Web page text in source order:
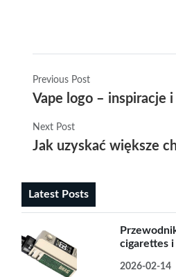
Previous Post
Vape logo – inspiracje
Next Post
Jak uzyskać większe
Latest Posts
cigarettes i
2026-02-14